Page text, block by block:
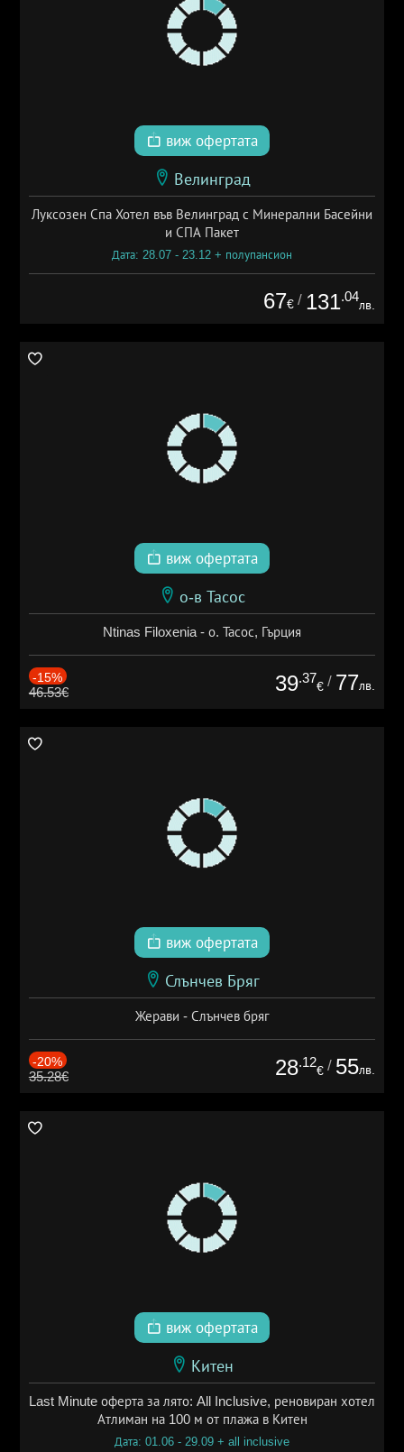
виж офертата
Велинград
Луксозен Спа Хотел във Велинград с Минерални Басейни
и СПА Пакет
Дата: 28.07 - 23.12 + полупансион
67€ / 131.04
лв.
виж офертата
о-в Тасос
Ntinas Filoxenia - о. Тасос, Гърция
-15%
46.53€ 39.37
€ / 77лв.
виж офертата
Слънчев Бряг
Жерави - Слънчев бряг
-20%
35.28€ 28.12
€ / 55лв.
виж офертата
Китен
Last Minute оферта за лято: All Inclusive, реновиран хотел
Атлиман на 100 м от плажа в Китен
Дата: 01.06 - 29.09 + all inclusive